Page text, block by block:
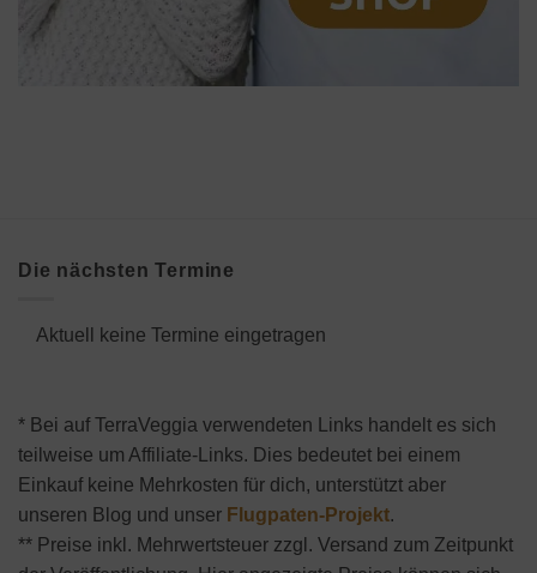
Die nächsten Termine
Aktuell keine Termine eingetragen
* Bei auf TerraVeggia verwendeten Links handelt es sich
teilweise um Affiliate-Links. Dies bedeutet bei einem
Einkauf keine Mehrkosten für dich, unterstützt aber
unseren Blog und unser Flugpaten-Projekt.
** Preise inkl. Mehrwertsteuer zzgl. Versand zum Zeitpunkt